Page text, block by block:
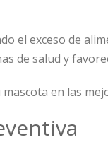
el exceso de
de salud y
en las